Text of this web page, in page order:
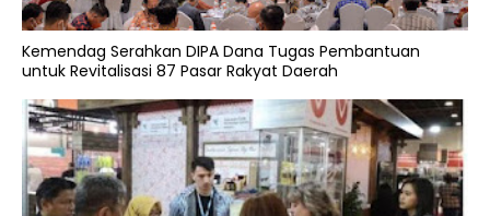
Kemendag Serahkan DIPA Dana Tugas Pembantuan
untuk Revitalisasi 87 Pasar Rakyat Daerah